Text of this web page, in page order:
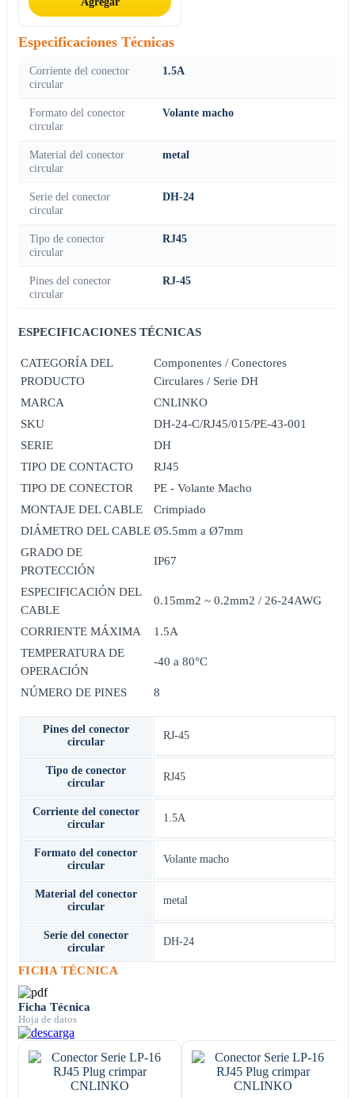
Especificaciones Técnicas
Corriente del conector
circular
1.5A
Formato del conector
circular
Volante macho
Material del conector
circular
metal
Serie del conector
circular
DH-24
Tipo de conector
circular
RJ45
Pines del conector
circular
RJ-45
ESPECIFICACIONES TÉCNICAS
CATEGORÍA DEL
PRODUCTO
Componentes / Conectores
Circulares / Serie DH
MARCA
CNLINKO
SKU
DH-24-C/RJ45/015/PE-43-001
SERIE
DH
TIPO DE CONTACTO
RJ45
TIPO DE CONECTOR
PE - Volante Macho
MONTAJE DEL CABLE
Crimpiado
DIÁMETRO DEL CABLE Ø5.5mm a Ø7mm
GRADO DE
PROTECCIÓN
IP67
ESPECIFICACIÓN DEL
CABLE
0.15mm2 ~ 0.2mm2 / 26-24AWG
CORRIENTE MÁXIMA
1.5A
TEMPERATURA DE
OPERACIÓN
-40 a 80°C
NÚMERO DE PINES 8
Pines del conector
circular
RJ-45
Tipo de conector
circular
RJ45
Corriente del conector
circular
1.5A
Formato del conector
circular
Volante macho
Material del conector
circular
metal
Serie del conector
circular
DH-24
FICHA TÉCNICA
Ficha Técnica
Hoja de datos